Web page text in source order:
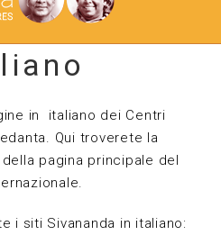
in italiano dei Centri
Qui troverete la
pagina principale del
i siti Sivananda in italiano: